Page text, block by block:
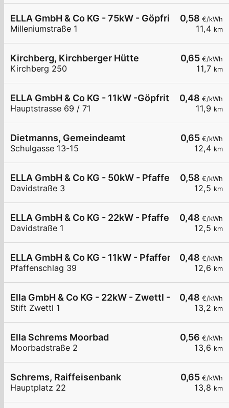
0,58 €/kWh
11,4 km
ELLA GmbH & Co KG - 75kW - Göpfritz Firma
Milleniumstraße 1
0,65 €/kWh
11,7 km
Kirchberg, Kirchberger Hütte
Kirchberg 250
0,48 €/kWh
11,9 km
ELLA GmbH & Co KG - 11kW -Göpfritz Nah &
Hauptstrasse 69 / 71
0,65 €/kWh
12,4 km
Dietmanns, Gemeindeamt
Schulgasse 13-15
0,58 €/kWh
12,5 km
ELLA GmbH & Co KG - 50kW - Pfaffenschlag -
Davidstraße 3
0,48 €/kWh
12,5 km
ELLA GmbH & Co KG - 22kW - Pfaffenschlag -
Davidstraße 1
0,48 €/kWh
12,6 km
ELLA GmbH & Co KG - 11kW - Pfaffenschlag,
Pfaffenschlag 39
0,48 €/kWh
13,2 km
Ella GmbH & Co KG - 22kW - Zwettl - Stift Zwettl
Stift Zwettl 1
0,56 €/kWh
13,6 km
Ella Schrems Moorbad
Moorbadstraße 2
0,65 €/kWh
13,8 km
Schrems, Raiffeisenbank
Hauptplatz 22